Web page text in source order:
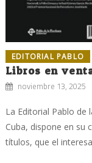
EDITORIAL PABLO
Libros en
noviembre 13, 2025
La Editorial Pablo de
Cuba, dispone en su
títulos, que el